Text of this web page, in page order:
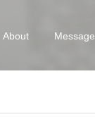
About Message